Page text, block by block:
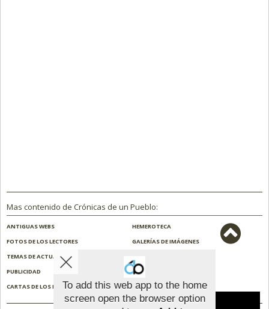
Mas contenido de Crónicas de un Pueblo:
ANTIGUAS WEBS
HEMEROTECA
FOTOS DE LOS LECTORES
GALERÍAS DE IMÁGENES
TEMAS DE ACTUALIDAD
PUBLICIDAD
CONTACTO
CARTAS DE LOS LECTORES
ENCUESTAS
To add this web app to the home
screen open the browser option
Aviso sobre el Uso de cookies: